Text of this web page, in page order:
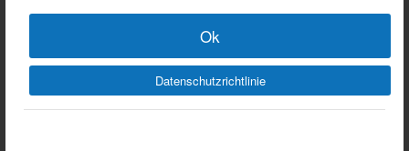
Ok
Datenschutzrichtlinie